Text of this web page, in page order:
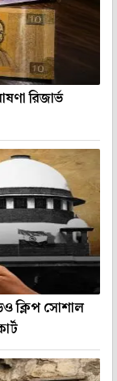
রিজার্ভ
ক্লিপ সোশাল